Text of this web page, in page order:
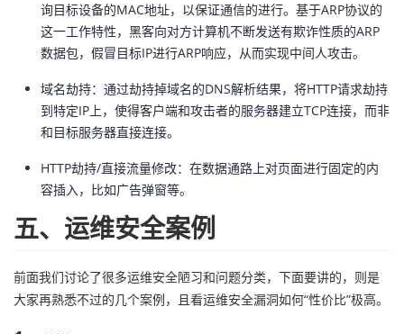
询目标设备的MAC地址，以保证通信的进行。基于ARP协议的
这一工作特性，黑客向对方计算机不断发送有欺诈性质的ARP
数据包，假冒目标IP进行ARP响应，从而实现中间人攻击。
域名劫持：通过劫持掉域名的DNS解析结果，将HTTP请求劫持
到特定IP上，使得客户端和攻击者的服务器建立TCP连接，而非
和目标服务器直接连接。
HTTP劫持/直接流量修改：在数据通路上对页面进行固定的内
容插入，比如广告弹窗等。
五、运维安全案例
前面我们讨论了很多运维安全陋习和问题分类，下面要讲的，则是
大家再熟悉不过的几个案例，且看运维安全漏洞如何“性价比”极高。